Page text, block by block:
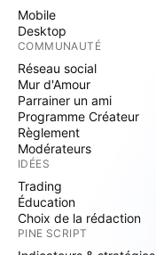
Mobile
Desktop
COMMUNAUTÉ
Réseau social
Mur d'Amour
Parrainer un ami
Programme Créateur
Règlement
Modérateurs
IDÉES
Trading
Éducation
Choix de la rédaction
PINE SCRIPT